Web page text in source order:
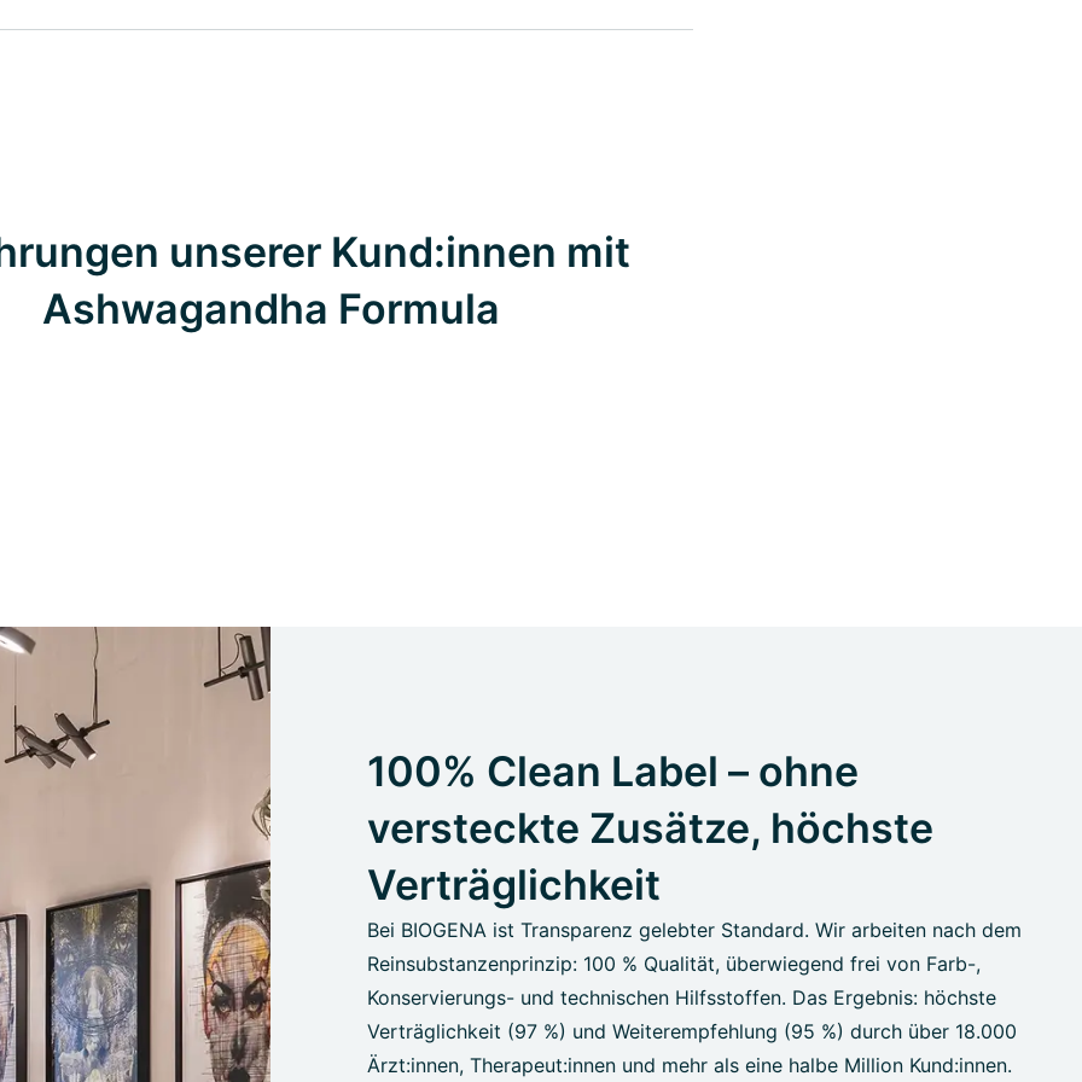
unserer Kund:innen mit
Ashwagandha Formula
100% Clean Label – ohne
versteckte Zusätze, höchste
Verträglichkeit
Bei BIOGENA ist Transparenz gelebter Standard. Wir arbeiten nach dem
Reinsubstanzenprinzip: 100 % Qualität, überwiegend frei von Farb-,
Konservierungs- und technischen Hilfsstoffen. Das Ergebnis: höchste
Verträglichkeit (97 %) und Weiterempfehlung (95 %) durch über 18.000
Ärzt:innen, Therapeut:innen und mehr als eine halbe Million Kund:innen.